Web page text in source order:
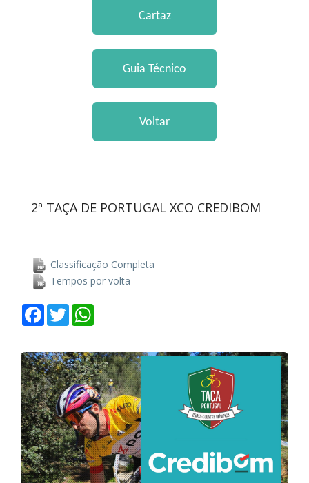
2ª TAÇA DE PORTUGAL XCO CREDIBOM
Classificação Completa
Tempos por volta
Facebook
Twitter